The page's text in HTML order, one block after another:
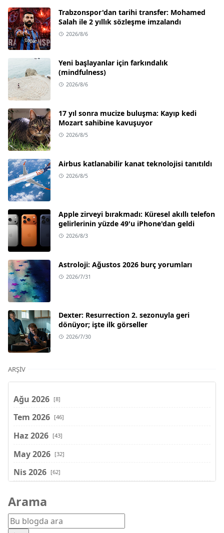
Trabzonspor'dan tarihi transfer: Mohamed
Salah ile 2 yıllık sözleşme imzalandı
2026/8/6
Yeni başlayanlar için farkındalık
(mindfulness)
2026/8/6
17 yıl sonra mucize buluşma: Kayıp kedi
Mozart sahibine kavuşuyor
2026/8/5
Airbus katlanabilir kanat teknolojisi tanıtıldı
2026/8/5
Apple zirveyi bırakmadı: Küresel akıllı telefon
gelirlerinin yüzde 49'u iPhone'dan geldi
2026/8/3
Astroloji: Ağustos 2026 burç yorumları
2026/7/31
Dexter: Resurrection 2. sezonuyla geri
dönüyor; işte ilk görseller
2026/7/30
ARŞIV
Ağu 2026 [8]
Tem 2026 [46]
Haz 2026 [43]
May 2026 [32]
Nis 2026 [62]
Şub 2026
Oca 2026 [72]
Arama